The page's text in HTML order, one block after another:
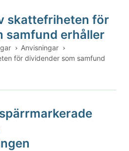
skattefriheten för
samfund erhåller
Anvisningar
för dividender som samfund